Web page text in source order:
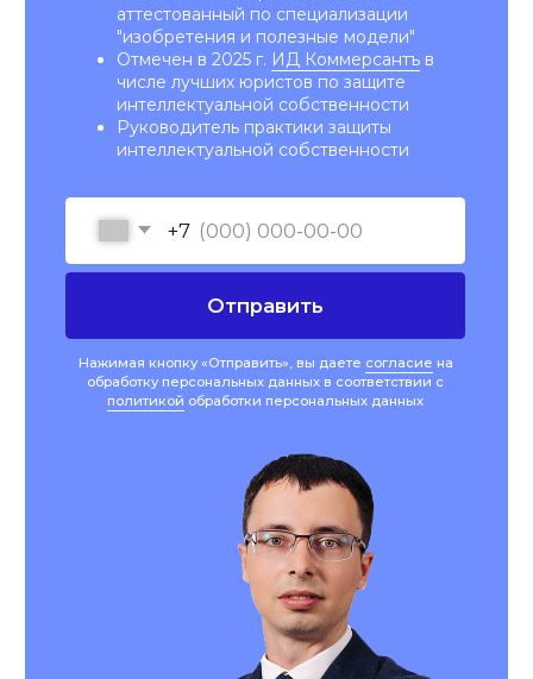
регистрацию товарного знака,
составление лицензионного соглашения
на период регистрации и договора
коммерческой концессии с
Франшиза АЗС СевТрансГаз
Франшиза Пенная Гильдия
Сотрудничаю уже более 3 лет, успешная
защита в спорах с лицензиатами на всех
стадиях (досудебной и судебной).
Отличные профессионалы, готовы вести